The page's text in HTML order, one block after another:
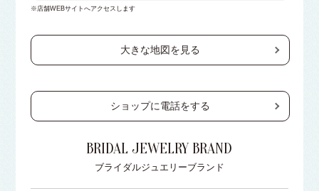
※店舗WEBサイトへアクセスします
大きな地図を見る
ショップに電話をする
BRIDAL JEWELRY BRAND
ブライダルジュエリーブランド